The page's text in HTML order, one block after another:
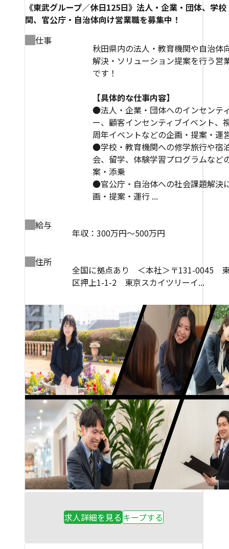
《東武グループ／休日125日》法人・企業・団体、学
関、官公庁・自治体向け営業職を募集中！
仕事
秋田県内の法人・教育機関や自治体
解決・ソリューション提案を行う営
です！
【具体的な仕事内容】
●法人・企業・団体へのインセンテ
ー、顧客インセンティブイベント、
周年イベントなどの企画・提案・運
●学校・教育機関への修学旅行や宿
会、留学、体験学習プログラムなど
案・添乗
●官公庁・自治体への社会課題解決
画・提案・運行 ...
給与
年収：300万円～500万円
住所
全国に拠点あり ＜本社＞〒131-0045
区押上1-1-2 東京スカイツリーイ...
求人詳細を見る キープする